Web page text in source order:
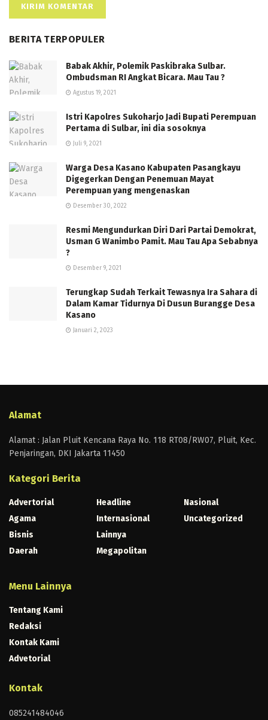
BERITA TERPOPULER
Babak Akhir, Polemik Paskibraka Sulbar.
Ombudsman RI Angkat Bicara. Mau Tau ?
Agustus 19, 2021
Istri Kapolres Sukoharjo Jadi Bupati Perempuan
Pertama di Sulbar, ini dia sosoknya
Juli 9, 2021
Warga Desa Kasano Kabupaten Pasangkayu
Digegerkan Dengan Penemuan Mayat
Perempuan yang mengenaskan
Desember 30, 2022
Resmi Mengundurkan Diri Dari Partai Demokrat,
Usman G Wanimbo Pamit. Mau Tau Apa Sebabnya
?
Desember 9, 2021
Terungkap Sudah Terkait Tewasnya Ira Sahara di
Dalam Kamar Tidurnya Di Dusun Burangge Desa
Kasano
Januari 2, 2023
Alamat
Alamat : Jalan Pluit Kencana Raya No. 118 RT08/RW07, Pluit, Kec.
Penjaringan, DKI Jakarta 11450
Kategori Berita
Advertorial
Agama
Bisnis
Daerah
Headline
Internasional
Lainnya
Megapolitan
Nasional
Uncategorized
Menu Lainnya
Tentang Kami
Redaksi
Kontak Kami
Advetorial
Kontak
085241484046